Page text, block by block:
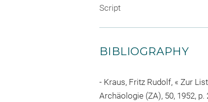
Script
BIBLIOGRAPHY
Kraus, Fritz Rudolf, « Zur
Archäologie (ZA), 50, 1952, p.